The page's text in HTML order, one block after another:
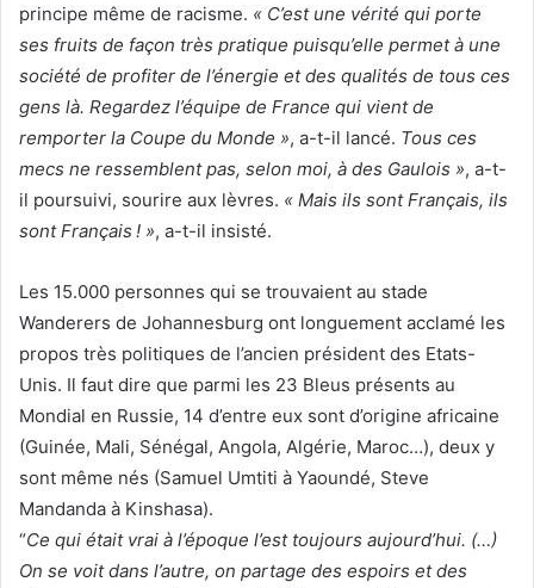
principe même de racisme. « C’est une vérité qui porte
ses fruits de façon très pratique puisqu’elle permet à une
société de profiter de l’énergie et des qualités de tous ces
gens là. Regardez l’équipe de France qui vient de
remporter la Coupe du Monde », a-t-il lancé. Tous ces
mecs ne ressemblent pas, selon moi, à des Gaulois », a-t-
il poursuivi, sourire aux lèvres. « Mais ils sont Français, ils
sont Français ! », a-t-il insisté.
Les 15.000 personnes qui se trouvaient au stade
Wanderers de Johannesburg ont longuement acclamé les
propos très politiques de l’ancien président des Etats-
Unis. Il faut dire que parmi les 23 Bleus présents au
Mondial en Russie, 14 d’entre eux sont d’origine africaine
(Guinée, Mali, Sénégal, Angola, Algérie, Maroc…), deux y
sont même nés (Samuel Umtiti à Yaoundé, Steve
Mandanda à Kinshasa).
“Ce qui était vrai à l’époque l’est toujours aujourd’hui. (…)
On se voit dans l’autre, on partage des espoirs et des